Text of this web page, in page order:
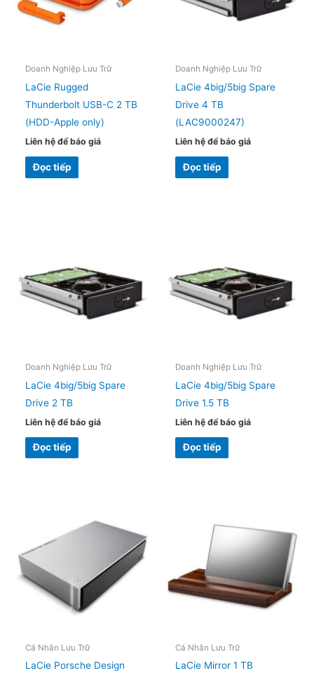
Doanh Nghiệp Lưu Trữ
LaCie Rugged
Thunderbolt USB-C 2 TB
(HDD-Apple only)
Liên hệ để báo giá
Đọc tiếp
Doanh Nghiệp Lưu Trữ
LaCie 4big/5big Spare
Drive 4 TB
(LAC9000247)
Liên hệ để báo giá
Đọc tiếp
Doanh Nghiệp Lưu Trữ
LaCie 4big/5big Spare
Drive 2 TB
Liên hệ để báo giá
Đọc tiếp
Doanh Nghiệp Lưu Trữ
LaCie 4big/5big Spare
Drive 1.5 TB
Liên hệ để báo giá
Đọc tiếp
Cá Nhân Lưu Trữ
LaCie Porsche Design
Cá Nhân Lưu Trữ
LaCie Mirror 1 TB